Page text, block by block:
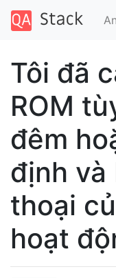
Tôi đã
ROM
đêm
định và
thoại
hoạt